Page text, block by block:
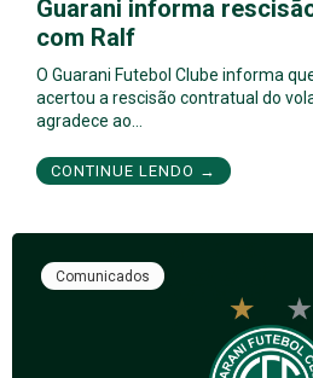
Guarani informa
com Ralf
O Guarani Futebol Clube informa
acertou a rescisão contratual do
agradece ao…
CONTINUE LENDO →
Comunicados